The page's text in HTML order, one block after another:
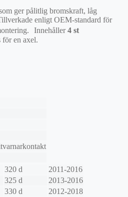
ger pålitlig bromskraft, låg
enligt OEM-standard för
Innehåller4 st
för en axel.
320 d
2011-2016
325 d
2013-2016
330 d
2012-2018